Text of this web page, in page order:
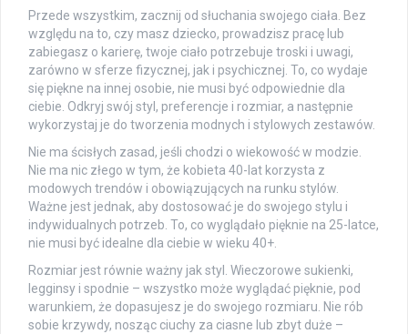
Przede wszystkim, zacznij od słuchania swojego ciała. Bez
względu na to, czy masz dziecko, prowadzisz pracę lub
zabiegasz o karierę, twoje ciało potrzebuje troski i uwagi,
zarówno w sferze fizycznej, jak i psychicznej. To, co wydaje
się piękne na innej osobie, nie musi być odpowiednie dla
ciebie. Odkryj swój styl, preferencje i rozmiar, a następnie
wykorzystaj je do tworzenia modnych i stylowych zestawów.
Nie ma ścisłych zasad, jeśli chodzi o wiekowość w modzie.
Nie ma nic złego w tym, że kobieta 40-lat korzysta z
modowych trendów i obowiązujących na runku stylów.
Ważne jest jednak, aby dostosować je do swojego stylu i
indywidualnych potrzeb. To, co wyglądało pięknie na 25-latce,
nie musi być idealne dla ciebie w wieku 40+.
Rozmiar jest równie ważny jak styl. Wieczorowe sukienki,
legginsy i spodnie – wszystko może wyglądać pięknie, pod
warunkiem, że dopasujesz je do swojego rozmiaru. Nie rób
sobie krzywdy, nosząc ciuchy za ciasne lub zbyt duże –